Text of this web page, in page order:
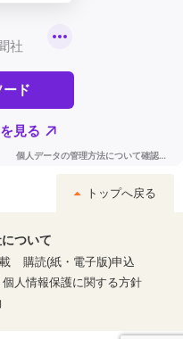
トップへ戻る
ついて
購読(紙・電子版)申込
個人情報保護に関する方針